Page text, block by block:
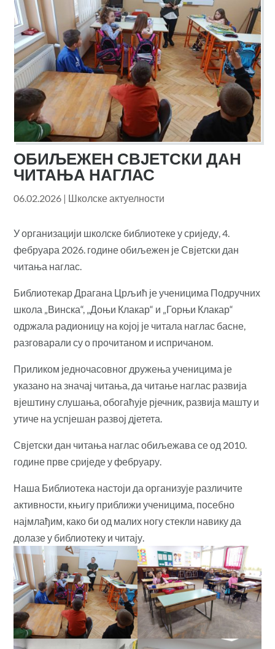
ОБИЉЕЖЕН СВЈЕТСКИ ДАН
ЧИТАЊА НАГЛАС
06.02.2026 | Школске актуелности
У организацији школске библиотеке у сриједу, 4.
фебруара 2026. године обиљежен је Свјетски дан
читања наглас.
Библиотекар Драгана Црљић је ученицима Подручних
школа „Винска“, „Доњи Клакар“ и „Горњи Клакар“
одржала радионицу на којој је читала наглас басне,
разговарали су о прочитаном и испричаном.
Приликом једночасовног дружења ученицима је
указано на значај читања, да читање наглас развија
вјештину слушања, обогаћује рјечник, развија машту и
утиче на успјешан развој дјетета.
Свјетски дан читања наглас обиљежава се од 2010.
године прве сриједе у фебруару.
Наша Библиотека настоји да организује различите
активности, књигу приближи ученицима, посебно
најмлађим, како би од малих ногу стекли навику да
долазе у библиотеку и читају.